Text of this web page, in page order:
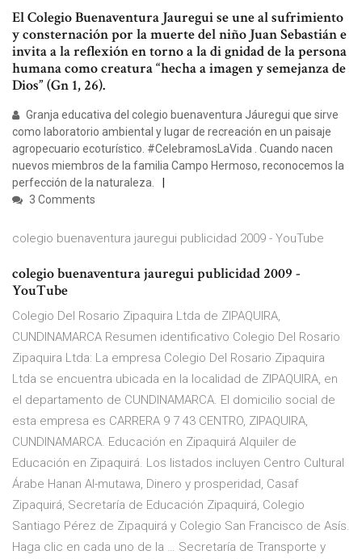
El Colegio Buenaventura Jauregui se une al sufrimiento
y consternación por la muerte del niño Juan Sebastián e
invita a la reflexión en torno a la di gnidad de la persona
humana como creatura “hecha a imagen y semejanza de
Dios” (Gn 1, 26).
Granja educativa del colegio buenaventura Jáuregui que sirve
como laboratorio ambiental y lugar de recreación en un paisaje
agropecuario ecoturístico. #CelebramosLaVida . Cuando nacen
nuevos miembros de la familia Campo Hermoso, reconocemos la
perfección de la naturaleza.
3 Comments
colegio buenaventura jauregui publicidad 2009 - YouTube
colegio buenaventura jauregui publicidad 2009 -
YouTube
Colegio Del Rosario Zipaquira Ltda de ZIPAQUIRA,
CUNDINAMARCA Resumen identificativo Colegio Del Rosario
Zipaquira Ltda: La empresa Colegio Del Rosario Zipaquira
Ltda se encuentra ubicada en la localidad de ZIPAQUIRA, en
el departamento de CUNDINAMARCA. El domicilio social de
esta empresa es CARRERA 9 7 43 CENTRO, ZIPAQUIRA,
CUNDINAMARCA. Educación en Zipaquirá Alquiler de
Educación en Zipaquirá. Los listados incluyen Centro Cultural
Árabe Hanan Al-mutawa, Dinero y prosperidad, Casaf
Zipaquirá, Secretaría de Educación Zipaquirá, Colegio
Santiago Pérez de Zipaquirá y Colegio San Francisco de Asís.
Haga clic en cada uno de la … Secretaría de Transporte y